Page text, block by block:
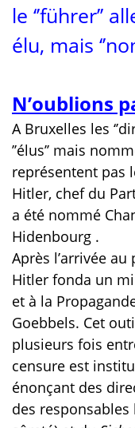
le ‘’führer’’
élu, mais
N’oublions
A Bruxelles les
’’élus’’ mais
représentent pas
Hitler, chef du
a été nommé
Hidenbourg .
Après l’arrivée
Hitler fonda un
et à la
Goebbels. Cet
plusieurs fois
censure est
énonçant des
des responsables